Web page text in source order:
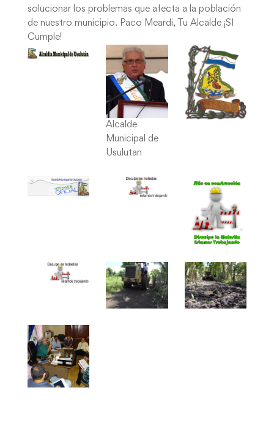
solucionar los problemas que afecta a la población
de nuestro municipio. Paco Meardi, Tu Alcalde ¡SI
Cumple!
Alcalde
Municipal de
Usulutan